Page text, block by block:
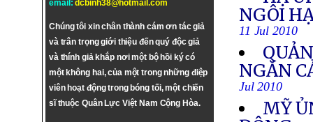
email:dcbinh38@hotmail.com
Chúng tôi xin chân thành cám ơn tác giả
và trân trọng giới thiệu đến quý độc giả
và thính giả khắp nơi một bộ hồi ký có
một không hai, của một trong những điệp
viên hoạt động trong bóng tối, một chiến
sĩ thuộc Quân Lực Việt Nam Cộng Hòa.
NGÔI
11 Jul 2010
NGĂN
Jul 2010
MỸ